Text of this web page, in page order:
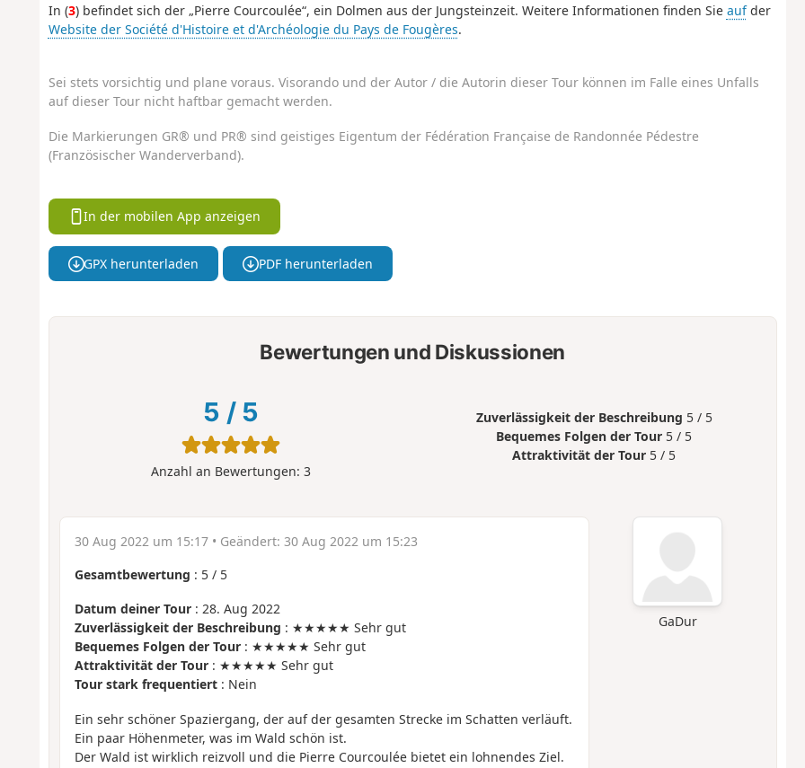
In (3) befindet sich der „Pierre Courcoulée“, ein Dolmen aus der Jungsteinzeit. Weitere Informationen finden Sie aufder
Website der Société d'Histoire et d'Archéologie du Pays de Fougères.
Sei stets vorsichtig und plane voraus. Visorando und der Autor / die Autorin dieser Tour können im Falle eines Unfalls
auf dieser Tour nicht haftbar gemacht werden.
Die Markierungen GR® und PR® sind geistiges Eigentum der Fédération Française de Randonnée Pédestre
(Französischer Wanderverband).
In der mobilen App anzeigen
GPX herunterladen PDF herunterladen
Bewertungen und Diskussionen
5 / 5
Anzahl an Bewertungen: 3
Zuverlässigkeit der Beschreibung 5 / 5
Bequemes Folgen der Tour 5 / 5
Attraktivität der Tour 5 / 5
GaDur
30 Aug 2022 um 15:17• Geändert: 30 Aug 2022 um 15:23
Gesamtbewertung : 5/ 5
Datum deiner Tour: 28. Aug 2022
Zuverlässigkeit der Beschreibung : ★★★★★ Sehr gut
Bequemes Folgen der Tour: ★★★★★ Sehr gut
Attraktivität der Tour: ★★★★★ Sehr gut
Tour stark frequentiert: Nein
Ein sehr schöner Spaziergang, der auf der gesamten Strecke im Schatten verläuft.
Ein paar Höhenmeter, was im Wald schön ist.
Der Wald ist wirklich reizvoll und die Pierre Courcoulée bietet ein lohnendes Ziel.